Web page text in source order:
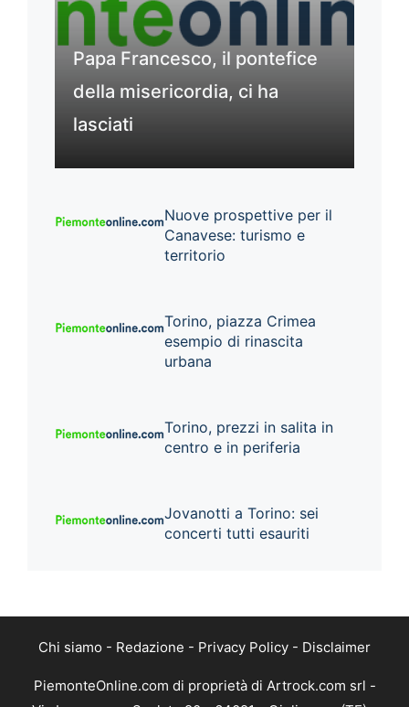
Papa Francesco, il pontefice
della misericordia, ci ha
lasciati
Nuove prospettive per il
Canavese: turismo e
territorio
Torino, piazza Crimea
esempio di rinascita
urbana
Torino, prezzi in salita in
centro e in periferia
Jovanotti a Torino: sei
concerti tutti esauriti
Chi siamo - Redazione - Privacy Policy - Disclaimer
PiemonteOnline.com di proprietà di Artrock.com srl -